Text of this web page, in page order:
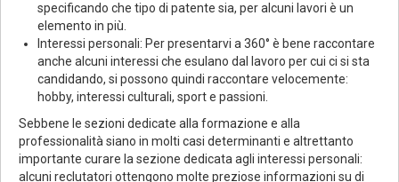
specificando che tipo di patente sia, per alcuni lavori è un
elemento in più.
Interessi personali: Per presentarvi a 360° è bene raccontare
anche alcuni interessi che esulano dal lavoro per cui ci si sta
candidando, si possono quindi raccontare velocemente:
hobby, interessi culturali, sport e passioni.
Sebbene le sezioni dedicate alla formazione e alla
professionalità siano in molti casi determinanti e altrettanto
importante curare la sezione dedicata agli interessi personali:
alcuni reclutatori ottengono molte preziose informazioni su di